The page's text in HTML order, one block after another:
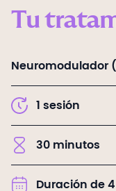
Tu
Neuromodulador
1 sesión
30 minutos
Duración de